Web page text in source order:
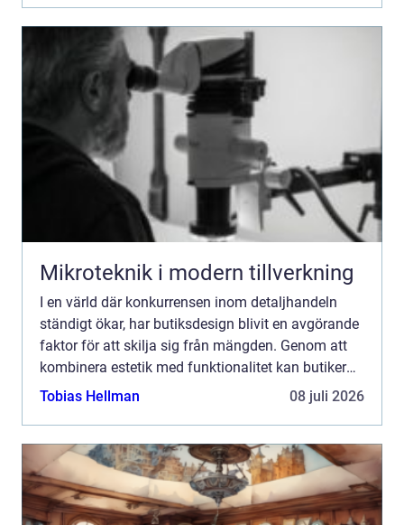
Mikroteknik i modern tillverkning
I en värld där konkurrensen inom detaljhandeln
ständigt ökar, har butiksdesign blivit en avgörande
faktor för att skilja sig från mängden. Genom att
kombinera estetik med funktionalitet kan butiker
skapa en mi...
Tobias Hellman 08 juli 2026